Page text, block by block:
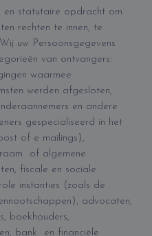
en statutaire opdracht om
rechten te innen, te
uw Persoonsgegevens
van ontvangers:
waarmee
werden afgesloten,
en andere
gespecialiseerd in het
of e mailings),
of algemene
fiscale en sociale
instanties (zoals de
advocaten,
boekhouders,
bank en financiële